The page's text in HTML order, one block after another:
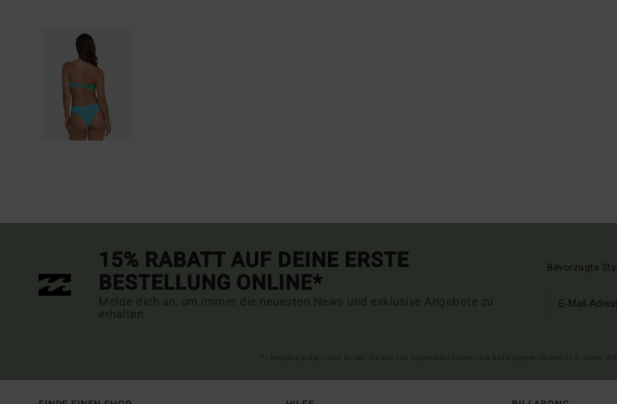
15% RABATT AUF DEINE ERSTE
BESTELLUNG ONLINE*
Melde dich an, um immer die neuesten News und exklusive Angebote zu
erhalten.
Bevorzugte